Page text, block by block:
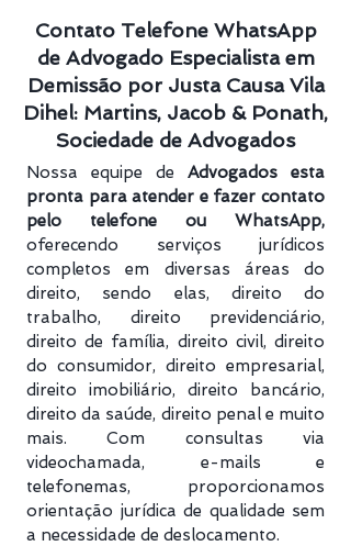
Contato Telefone WhatsApp
de Advogado Especialista em
Demissão por Justa Causa Vila
Dihel: Martins, Jacob & Ponath,
Sociedade de Advogados
Nossa equipe de Advogados esta
pronta para atender e fazer contato
pelo telefone ou WhatsApp,
oferecendo serviços jurídicos
completos em diversas áreas do
direito, sendo elas, direito do
trabalho, direito previdenciário​,
direito de família, direito civil, direito
do consumidor, direito empresarial,
direito imobiliário, direito bancário,
direito da saúde, direito penal e muito
mais. Com consultas via
videochamada, e-mails e
telefonemas, proporcionamos
orientação jurídica de qualidade sem
a necessidade de deslocamento.